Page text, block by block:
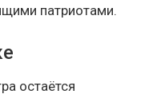
патриотами.
остаётся